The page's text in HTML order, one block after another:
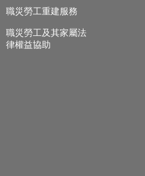
職災勞工重建服務
職災勞工及其家屬法
律權益協助